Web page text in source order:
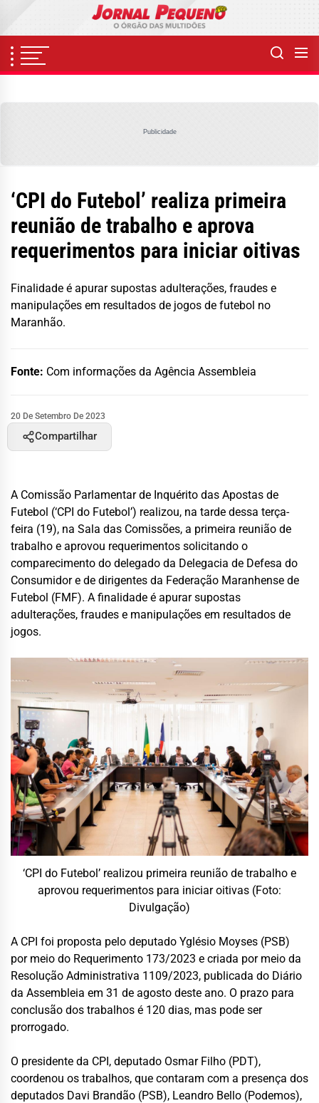
content
Publicidade
‘CPI do Futebol’ realiza primeira
reunião de trabalho e aprova
requerimentos para iniciar oitivas
Finalidade é apurar supostas adulterações, fraudes e
manipulações em resultados de jogos de futebol no
Maranhão.
Fonte: Com informações da Agência Assembleia
20 De Setembro De 2023
Compartilhar
A Comissão Parlamentar de Inquérito das Apostas de
Futebol (‘CPI do Futebol’) realizou, na tarde dessa terça-
feira (19), na Sala das Comissões, a primeira reunião de
trabalho e aprovou requerimentos solicitando o
comparecimento do delegado da Delegacia de Defesa do
Consumidor e de dirigentes da Federação Maranhense de
Futebol (FMF). A finalidade é apurar supostas
adulterações, fraudes e manipulações em resultados de
jogos.
‘CPI do Futebol’ realizou primeira reunião de trabalho e
aprovou requerimentos para iniciar oitivas (Foto:
Divulgação)
A CPI foi proposta pelo deputado Yglésio Moyses (PSB)
por meio do Requerimento 173/2023 e criada por meio da
Resolução Administrativa 1109/2023, publicada do Diário
da Assembleia em 31 de agosto deste ano. O prazo para
conclusão dos trabalhos é 120 dias, mas pode ser
prorrogado.
O presidente da CPI, deputado Osmar Filho (PDT),
coordenou os trabalhos, que contaram com a presença dos
deputados Davi Brandão (PSB), Leandro Bello (Podemos),